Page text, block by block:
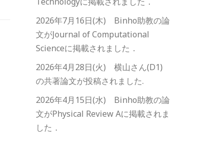
2026年7月16日(木) Binho助教の論
文がJournal of Computational
Scienceに掲載されました．
2026年4月28日(火) 横山さん(D1)
の共著論文が投稿されました.
2026年4月15日(水) Binho助教の論
文がPhysical Review Aに掲載されま
した．